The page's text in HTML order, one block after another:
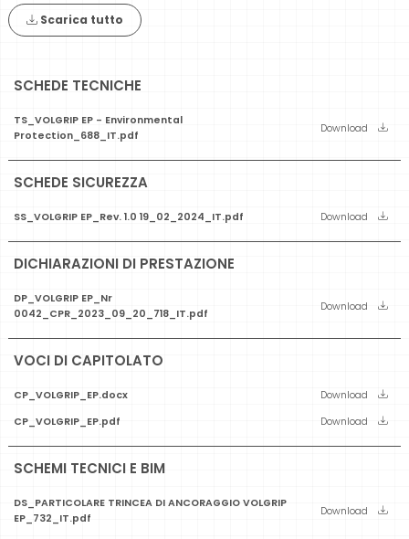
Scarica tutto
SCHEDE TECNICHE
TS_VOLGRIP EP - Environmental
Protection_688_IT.pdf
Download
SCHEDE SICUREZZA
SS_VOLGRIP EP_Rev. 1.0 19_02_2024_IT.pdf Download
DICHIARAZIONI DI PRESTAZIONE
DP_VOLGRIP EP_Nr
0042_CPR_2023_09_20_718_IT.pdf
Download
VOCI DI CAPITOLATO
CP_VOLGRIP_EP.docx
Download
CP_VOLGRIP_EP.pdf
Download
SCHEMI TECNICI E BIM
DS_PARTICOLARE TRINCEA DI ANCORAGGIO VOLGRIP
EP_732_IT.pdf
Download